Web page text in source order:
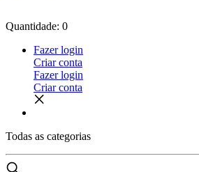
Quantidade: 0
Fazer login
Criar conta
Fazer login
Criar conta
Todas as categorias